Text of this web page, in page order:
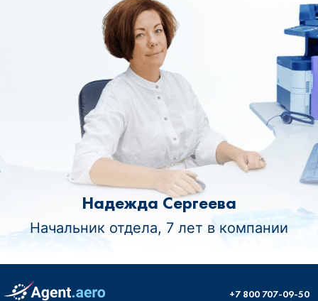
Надежда Сергеева
Начальник отдела, 7 лет в компании
+7 800 707-09-50